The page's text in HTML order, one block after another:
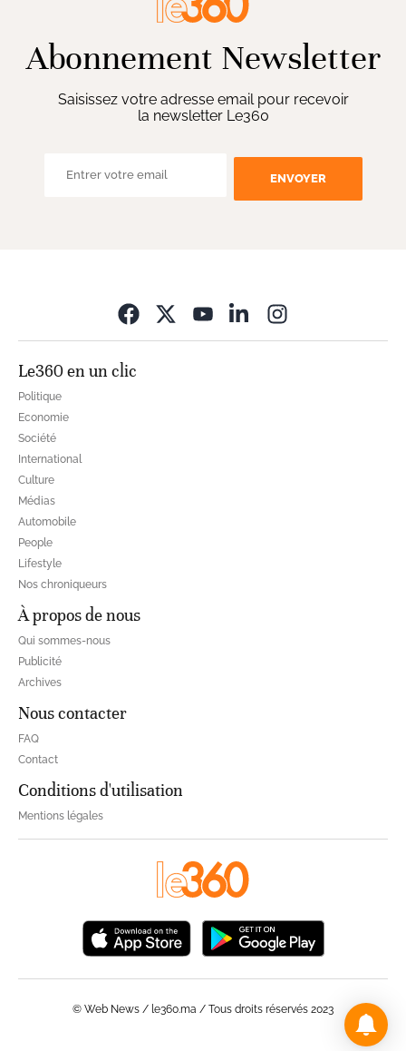
Abonnement Newsletter
Saisissez votre adresse email pour recevoir
la newsletter Le360
ENVOYER
Le360 en un clic
Politique
Economie
Société
International
Culture
Médias
Automobile
People
Lifestyle
Nos chroniqueurs
À propos de nous
Qui sommes-nous
Publicité
Archives
Nous contacter
FAQ
Contact
Conditions d'utilisation
Mentions légales
© Web News / le360.ma / Tous droits réservés 2023